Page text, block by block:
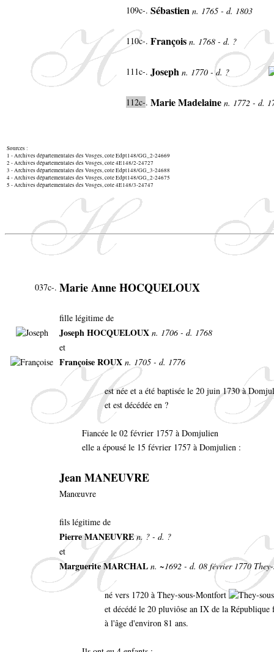
109c-. Sébastien n. 1765 - d. 1803
110c-. François n. 1768 - d. ?
111c-. Joseph n. 1770 - d. ?
112c-. Marie Madelaine n. 1772 - d.
Sources :
1 - Archives départementales des Vosges, cote Edpt148/GG_2-24669
2 - Archives départementales des Vosges, cote 4E148/2-24727
3 - Archives départementales des Vosges, cote Edpt148/GG_3-24688
4 - Archives départementales des Vosges, cote Edpt148/GG_2-24675
5 - Archives départementales des Vosges, cote 4E148/3-24747
037c-. Marie Anne HOCQUELOUX
fille légitime de
Joseph HOCQUELOUX n. 1706 - d. 1768
et
Françoise ROUX n. 1705 - d. 1776
est née et a été baptisée le 20 juin 1730 à
et est décédée en ?
Fiancée le 02 février 1757 à Domjulien
elle a épousé le 15 février 1757 à Domjulien :
Jean MANEUVRE
Manœuvre
fils légitime de
Pierre MANEUVREn. ? - d. ?
et
Marguerite MARCHAL n. ~1692 - d. 08 février 1770
né vers 1720 à They-sous-Montfort
et décédé le 20 pluviôse an IX de la
à l'âge d'environ 81 ans.